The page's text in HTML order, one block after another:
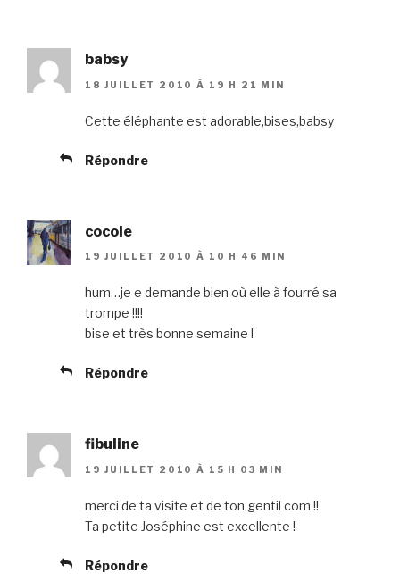
babsy
18 JUILLET 2010 À 19 H 21 MIN
Cette éléphante est adorable,bises,babsy
Répondre
cocole
19 JUILLET 2010 À 10 H 46 MIN
hum…je e demande bien où elle à fourré sa
trompe !!!!
bise et très bonne semaine !
Répondre
fibuline
19 JUILLET 2010 À 15 H 03 MIN
merci de ta visite et de ton gentil com !!
Ta petite Joséphine est excellente !
Répondre